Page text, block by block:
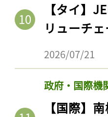
【タイ】
リューチ
2026/07/21
政府・国際機
【国際】